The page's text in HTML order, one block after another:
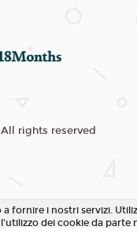
rights reserved
a fornire i nostri servizi.
dei cookie da parte